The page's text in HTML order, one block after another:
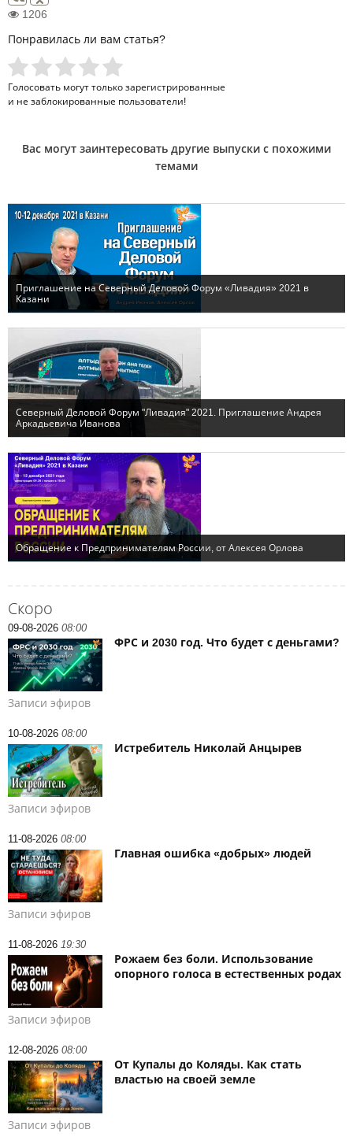
Скоро
09-08-2026 08:00
ФРС и 2030 год. Что будет с деньгами?
Записи эфиров
10-08-2026 08:00
Истребитель Николай Анцырев
Записи эфиров
11-08-2026 08:00
Главная ошибка «добрых» людей
Записи эфиров
11-08-2026 19:30
Рожаем без боли. Использование
опорного голоса в естественных родах
Записи эфиров
12-08-2026 08:00
От Купалы до Коляды. Как стать
властью на своей земле
Записи эфиров
1206
Понравилась ли вам статья?
Голосовать могут только зарегистрированные
и не заблокированные пользователи!
Вас могут заинтересовать другие выпуски с похожими
темами